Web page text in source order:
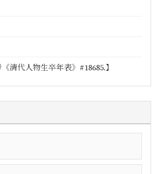
代人物生卒年表》#18685.】